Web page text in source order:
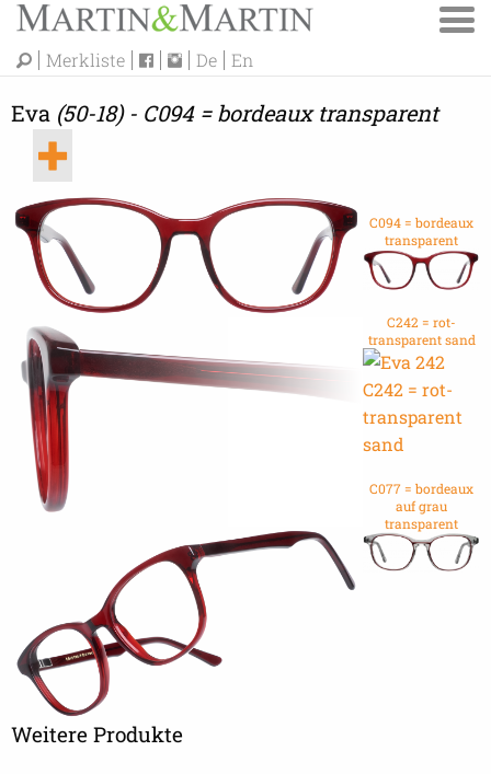
Merkliste De En
Eva (50-18) - C094 = bordeaux transparent
C094 = bordeaux
transparent
C242 = rot-
transparent sand
C077 = bordeaux
auf grau
transparent
Weitere Produkte